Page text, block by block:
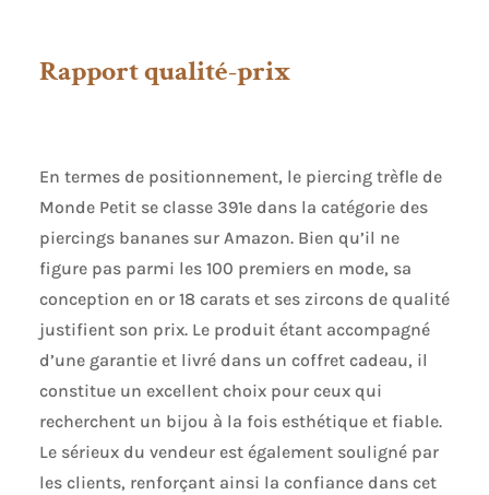
Rapport qualité-prix
En termes de positionnement, le piercing trèfle de
Monde Petit se classe 391e dans la catégorie des
piercings bananes sur Amazon. Bien qu’il ne
figure pas parmi les 100 premiers en mode, sa
conception en or 18 carats et ses zircons de qualité
justifient son prix. Le produit étant accompagné
d’une garantie et livré dans un coffret cadeau, il
constitue un excellent choix pour ceux qui
recherchent un bijou à la fois esthétique et fiable.
Le sérieux du vendeur est également souligné par
les clients, renforçant ainsi la confiance dans cet